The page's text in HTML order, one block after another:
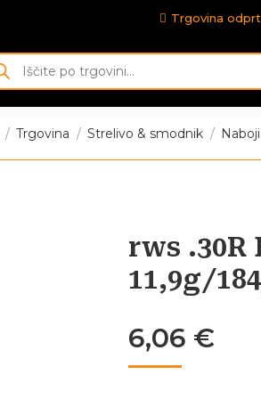
Trgovina
Trgovina Strelivo & smodnik
rws .30R
11,9g/
6,06 €